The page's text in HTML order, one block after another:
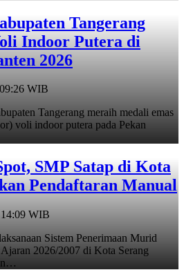
Tangerang
Indoor Putera di
2026
WIB
Tangerang meraih medali emas
voli indoor putera pada Pekan
SMP Satap di Kota
Pendaftaran Manual
WIB
Sistem Penerimaan Murid
2026/2007 di Kota Serang